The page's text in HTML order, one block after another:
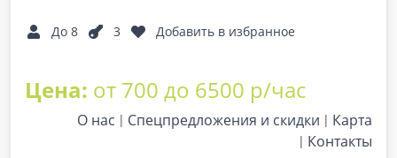
До 8 3 Добавить в избранное
Цена: от 700 до 6500 р/час
О нас Спецпредложения и скидки
Карта
Контакты